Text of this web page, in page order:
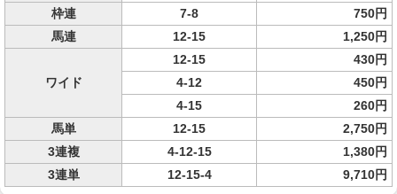
枠連
7-8
750円
馬連
12-15 1,250円
ワイド
12-15
430円
4-12
450円
4-15
260円
馬単
12-15
2,750円
3連複
4-12-15
1,380円
3連単
12-15-4 9,710円